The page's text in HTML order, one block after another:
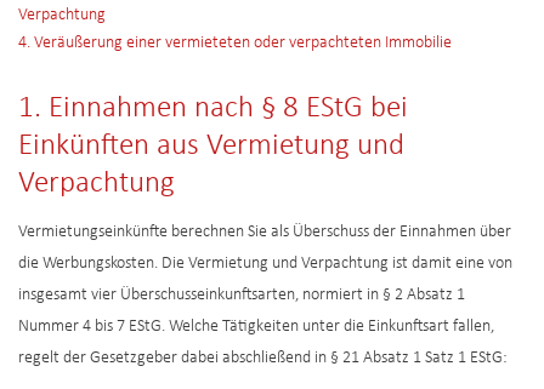
Verpachtung
4. Veräußerung einer vermieteten oder verpachteten Immobilie
1. Einnahmen nach § 8 EStG bei
Einkünften aus Vermietung und
Verpachtung
Vermietungseinkünfte berechnen Sie als Überschuss der Einnahmen über
die Werbungskosten. Die Vermietung und Verpachtung ist damit eine von
insgesamt vier Überschusseinkunftsarten, normiert in § 2 Absatz 1
Nummer 4 bis 7 EStG. Welche Tätigkeiten unter die Einkunftsart fallen,
regelt der Gesetzgeber dabei abschließend in § 21 Absatz 1 Satz 1 EStG: